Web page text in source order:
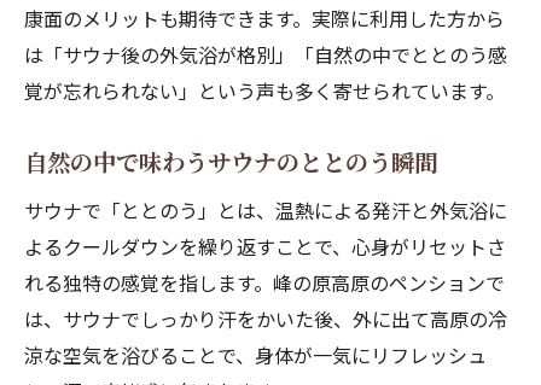
康面のメリットも期待できます。実際に利用した方から
は「サウナ後の外気浴が格別」「自然の中でととのう感
覚が忘れられない」という声も多く寄せられています。
自然の中で味わうサウナのととのう瞬間
サウナで「ととのう」とは、温熱による発汗と外気浴に
よるクールダウンを繰り返すことで、心身がリセットさ
れる独特の感覚を指します。峰の原高原のペンションで
は、サウナでしっかり汗をかいた後、外に出て高原の冷
涼な空気を浴びることで、身体が一気にリフレッシュ